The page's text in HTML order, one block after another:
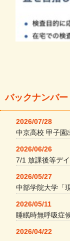
バックナンバー
2026/07/28
中京高校 甲子園
2026/06/26
7/1 放課後等デ
2026/05/27
中部学院大学「
2026/05/11
睡眠時無呼吸症
2026/04/22